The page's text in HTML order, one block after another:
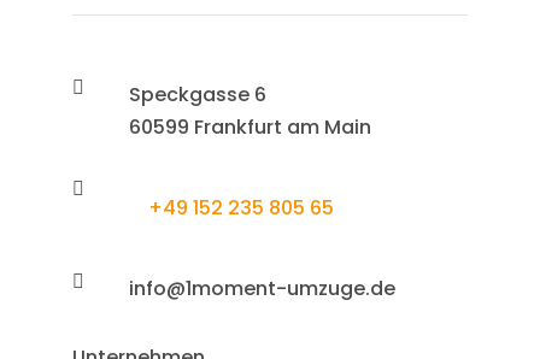

Speckgasse 6
60599 Frankfurt am Main

+49 152 235 805 65
 info@1moment-umzuge.de